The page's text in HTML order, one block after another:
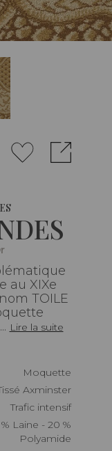
au XIXe
TOILE
Lire la suite
Moquette
Tissé Axminster
Trafic intensif
Polyamide